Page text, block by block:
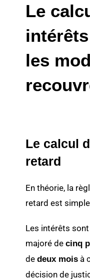
Le
les
Le calcul
retard
En théorie, la
retard est
Les intérêts
majoré decinq
dedeux mois à
décision de